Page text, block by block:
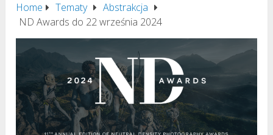
Home Tematy
Abstrakcja
ND Awards do 22 września 2024